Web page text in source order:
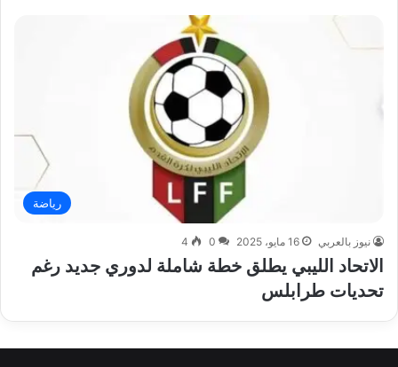
رياضة
نيوز بالعربي 16 مايو، 2025 0
4
الاتحاد الليبي يطلق خطة شاملة لدوري جديد رغم
تحديات طرابلس